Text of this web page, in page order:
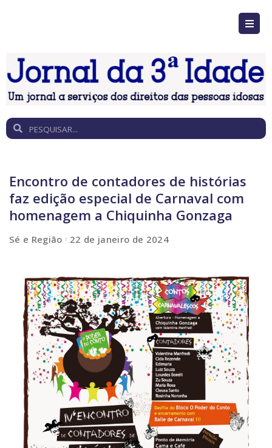
Encontro de contadores de histórias
faz edição especial de Carnaval com
homenagem a Chiquinha Gonzaga
Sé e Região 22 de janeiro de 2024